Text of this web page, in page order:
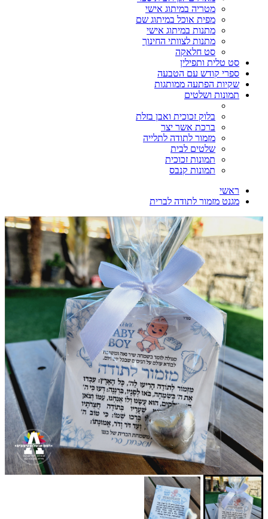
מטריה במיתוג אישי
מפית אוכל במיתוג שם
מתנות במיתוג אישי
מתנות לצוותי החינוך
סט חלאקה
סט טלית ותפילין
ספרי קודש עם הטבעה
שקיות הפתעה ממותגות
תמונות ושלטים
בלוק זכוכית ואבן בזלת
ברכת אשר יצר
מזמור לתודה לתלייה
שלטים לבית
תמונות זכוכית
תמונות קנבס
ראשי
מגנט מזמור לתודה לברית